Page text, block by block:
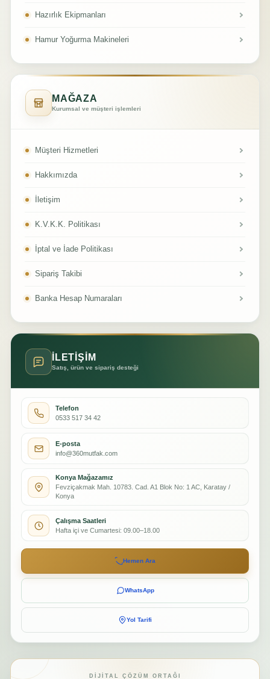
Hazırlık Ekipmanları
Hamur Yoğurma Makineleri
MAĞAZA
Kurumsal ve müşteri işlemleri
Müşteri Hizmetleri
Hakkımızda
İletişim
K.V.K.K. Politikası
İptal ve İade Politikası
Sipariş Takibi
Banka Hesap Numaraları
İLETİŞİM
Satış, ürün ve sipariş desteği
Telefon
0533 517 34 42
E-posta
info@360mutfak.com
Konya Mağazamız
Fevziçakmak Mah. 10783. Cad. A1 Blok No: 1 AC, Karatay /
Konya
Çalışma Saatleri
Hafta içi ve Cumartesi: 09.00–18.00
Hemen Ara
WhatsApp
Yol Tarifi
DIJITAL ÇÖZÜM ORTAĞI